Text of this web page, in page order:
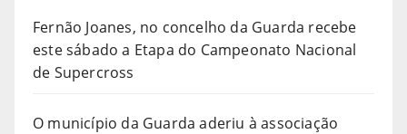
Fernão Joanes, no concelho da Guarda recebe
este sábado a Etapa do Campeonato Nacional
de Supercross
O município da Guarda aderiu à associação